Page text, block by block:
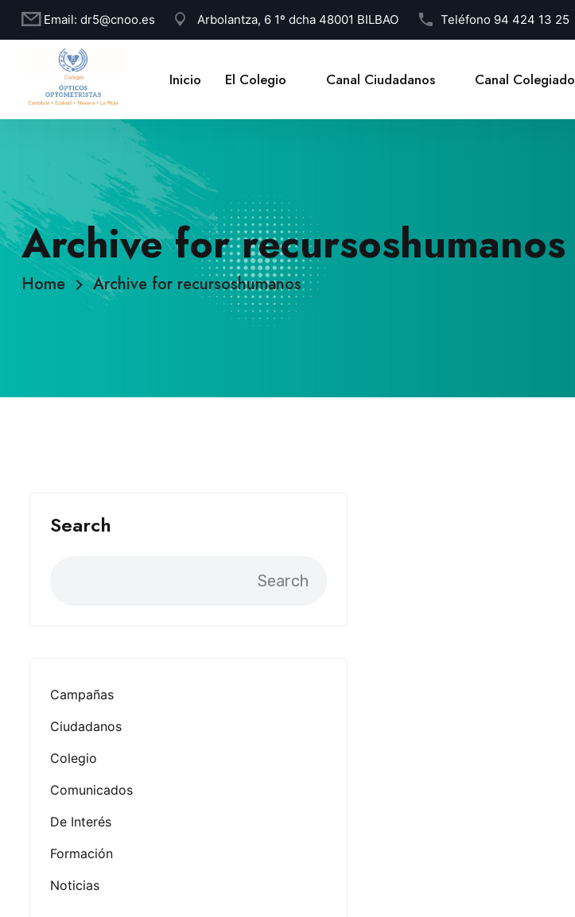
Email: dr5@cnoo.es Arbolantza, 6 1º dcha 48001 BILBAO Teléfono 94 424 13 25
Inicio El Colegio Canal Ciudadanos Canal Colegiado
Archive for recursoshumanos
Home Archive for recursoshumanos
Search
Search
Campañas
Ciudadanos
Colegio
Comunicados
De Interés
Formación
Noticias